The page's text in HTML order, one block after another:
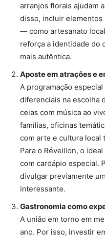
arranjos florais ajudam
disso, incluir elementos
— como artesanato
reforça a identidade do
mais autêntica.
Aposte em atrações e
A programação
diferenciais na escolha
ceias com música ao
famílias, oficinas
com arte e cultura local
Para o Réveillon, o
com cardápio especial.
divulgar previamente
interessante.
Gastronomia como
A união em torno em
ano. Por isso, investir